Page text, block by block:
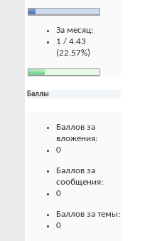
За месяц:
1 / 4.43
(22.57%)
Баллы
Баллов за
вложения:
0
Баллов за
сообщения:
0
Баллов за темы:
0